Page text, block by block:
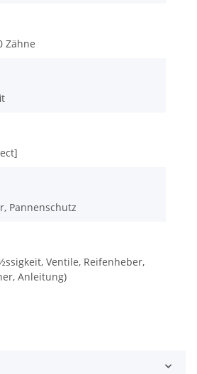
Zähne
Pannenschutz
Ventile, Reifenheber,
Anleitung)